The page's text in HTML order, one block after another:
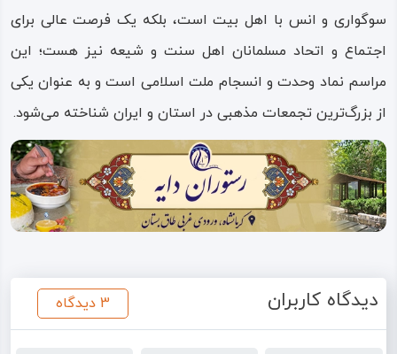
سوگواری و انس با اهل بیت است، بلکه یک فرصت عالی برای
اجتماع و اتحاد مسلمانان اهل سنت و شیعه نیز هست؛ این
مراسم نماد وحدت و انسجام ملت اسلامی است و به عنوان یکی
از بزرگ‌ترین تجمعات مذهبی در استان و ایران شناخته می‌شود.
دیدگاه کاربران 3 دیدگاه